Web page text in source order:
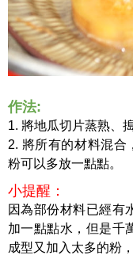
作法:
1. 將地瓜切片蒸熟、
2. 將所有的材料混合
粉可以多放一點點。
小提醒：
因為部份材料已經有
加一點點水，但是千
成型又加入太多的粉